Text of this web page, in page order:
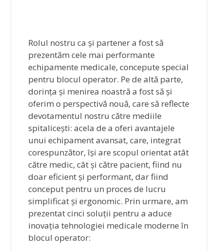
Rolul nostru ca și partener a fost să
prezentăm cele mai performante
echipamente medicale, concepute special
pentru blocul operator. Pe de altă parte,
dorința și menirea noastră a fost să și
oferim o perspectivă nouă, care să reflecte
devotamentul nostru către mediile
spitalicești: acela de a oferi avantajele
unui echipament avansat, care, integrat
corespunzător, își are scopul orientat atât
către medic, cât și către pacient, fiind nu
doar eficient și performant, dar fiind
conceput pentru un proces de lucru
simplificat și ergonomic. Prin urmare, am
prezentat cinci soluții pentru a aduce
inovația tehnologiei medicale moderne în
blocul operator: